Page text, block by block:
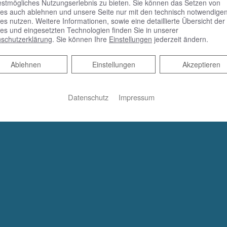
Nutzungserlebnis zu bieten. Sie können das Setzen von
auch ablehnen und unsere Seite nur mit den technisch notwendigen
nutzen. Weitere Informationen, sowie eine detaillierte Übersicht der
und eingesetzten Technologien finden Sie in unserer
. Sie können Ihre Einstellungen jederzeit ändern.
Akzeptieren
Einstellungen
Ablehnen
Ablehnen
Datenschutz Impressum